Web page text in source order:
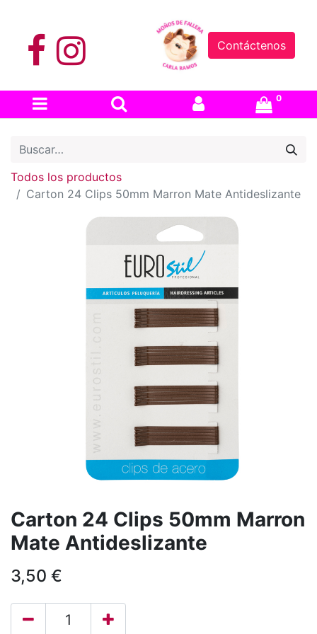
Contáctenos
0
Todos los productos
Carton 24 Clips 50mm Marron Mate Antideslizante
Carton 24 Clips 50mm Marron
Mate Antideslizante
3,50 €